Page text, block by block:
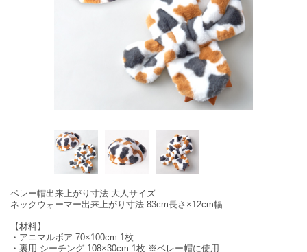
ベレー帽出来上がり寸法 大人サイズ
ネックウォーマー出来上がり寸法 83cm長さ×12cm幅
【材料】
・アニマルボア 70×100cm 1枚
・裏用 シーチング 108×30cm 1枚 ※ベレー帽に使用